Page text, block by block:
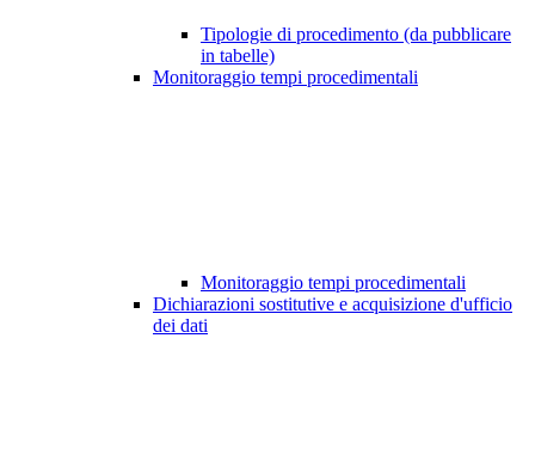
Tipologie di procedimento (da pubblicare
in tabelle)
Monitoraggio tempi procedimentali
Monitoraggio tempi procedimentali
Dichiarazioni sostitutive e acquisizione d'ufficio
dei dati